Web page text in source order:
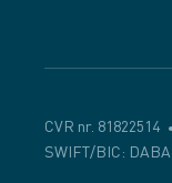
CVR nr. 81822514
SWIFT/BIC: